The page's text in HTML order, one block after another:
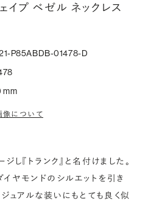
イプ ベゼル ネックレス
P85ABDB-01478-D
mm
像について
し『トランク』と名付けました。
ヤモンドのシルエットを引き
ュアルな装いにもとても良く似